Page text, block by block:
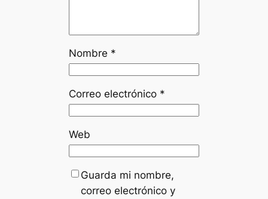
Nombre *
Correo electrónico *
Web
Guarda mi nombre,
correo electrónico y